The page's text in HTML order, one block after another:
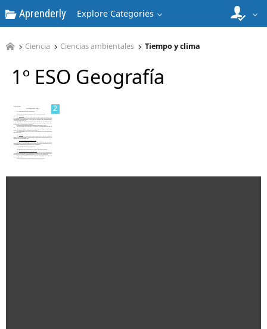
Aprenderly Explore Categories
Ciencia Ciencias ambientales Tiempo y clima
1º ESO Geografía
2